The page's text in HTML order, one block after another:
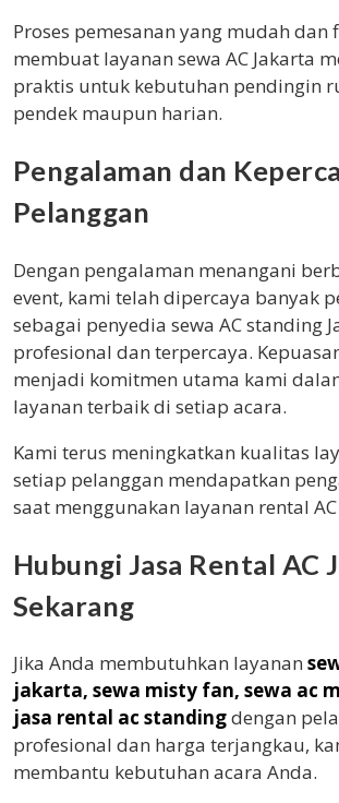
Proses pemesanan yang mudah dan
membuat layanan sewa AC Jakarta
praktis untuk kebutuhan pendingin
pendek maupun harian.
Pengalaman dan
Pelanggan
Dengan pengalaman menangani
event, kami telah dipercaya banyak
sebagai penyedia sewa AC standing
profesional dan terpercaya.
menjadi komitmen utama kami
layanan terbaik di setiap acara.
Kami terus meningkatkan kualitas
setiap pelanggan mendapatkan
saat menggunakan layanan rental
Hubungi Jasa Rental AC
Sekarang
Jika Anda membutuhkan layanan
jakarta, sewa misty fan, sewa ac
jasa rental ac standingdengan
profesional dan harga terjangkau,
membantu kebutuhan acara Anda.